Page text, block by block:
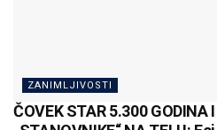
ZANIMLJIVOSTI
ČOVEK STAR 5.300 GODINA